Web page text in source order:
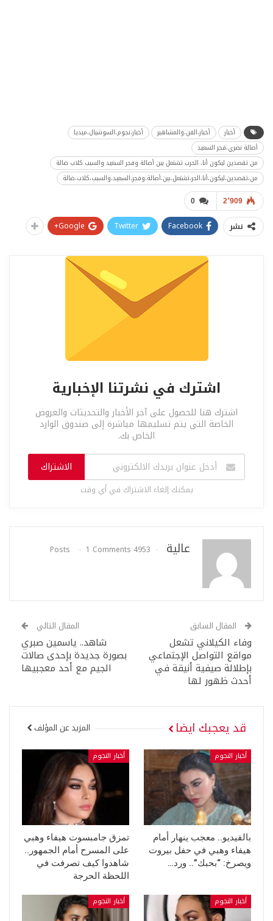
أخبار أخبار،الفن،والمشاهير
أخبار،نجوم،السوشيال،ميديا
أصالة نصري،فجر السعيد
من تقصدين ليكون أنا، الحرب تشتعل بين أصالة وفجر السعيد والسبب كلاب ضالة
من،تقصدين،ليكون،أنا،الحر،تشتعل،بين،أصالة،وفجر،السعيد،والسبب،كلاب،ضالة
0 2٬909
نشر Facebook
Twitter
Google+
اشترك في نشرتنا الإخبارية
اشترك هنا للحصول على آخر الأخبار والتحديثات والعروض
الخاصة التي يتم تسليمها مباشرة إلى صندوق الوارد
الخاص بك.
الاشتراك
يمكنك إلغاء الاشتراك في أي وقت
عالية 4953 Posts
1 Comments
المقال السابق
وفاء الكيلاني تشعل
مواقع التواصل الإجتماعي
بإطلالة صيفية أنيقة في
أحدث ظهور لها
المقال التالي
شاهد.. ياسمين صبري
بصورة جديدة بإحدى صالات
الجيم مع أحد معجبيها
قد يعجبك ايضا المزيد عن المؤلف
أخبار النجوم
بالفيديو.. معجب ينهار أمام
هيفاء وهبي في حفل بيروت
ويصرخ: “بحبك”.. ورد…
أخبار النجوم
تمزق جامبسوت هيفاء وهبي
على المسرح أمام الجمهور..
شاهدوا كيف تصرفت في
اللحظة الحرجة
أخبار النجوم أخبار النجوم